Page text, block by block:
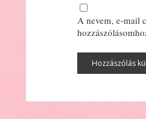
A nevem, e-mail